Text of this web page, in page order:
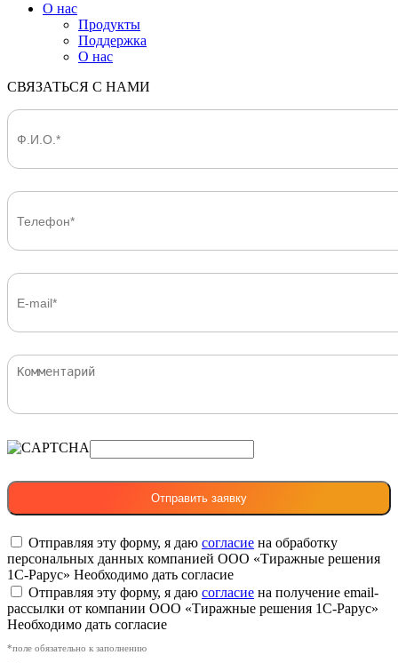
О нас
Продукты
Поддержка
О нас
СВЯЗАТЬСЯ С НАМИ
Отправляя эту форму, я даю согласие на обработку
персональных данных компанией ООО «Тиражные решения
1С-Рарус» Необходимо дать согласие
Отправляя эту форму, я даю согласие на получение email-
рассылки от компании ООО «Тиражные решения 1С-Рарус»
Необходимо дать согласие
*поле обязательно к заполнению